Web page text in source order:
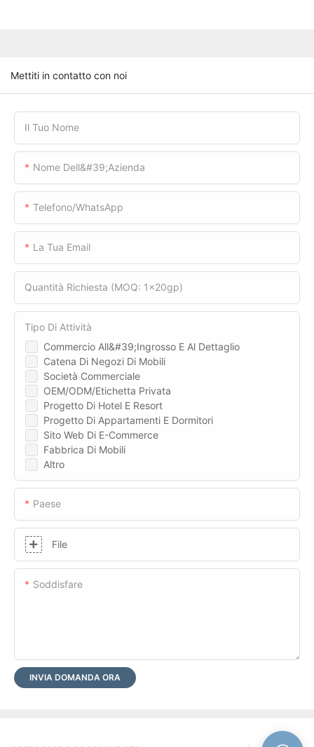
Mettiti in contatto con noi
Il Tuo Nome
Nome Dell&#39;azienda
Telefono/WhatsApp
La Tua Email
Quantità Richiesta (MOQ: 1x20gp)
Commercio All&#39;ingrosso E Al Dettaglio
Catena Di Negozi Di Mobili
Società Commerciale
OEM/ODM/Etichetta Privata
Progetto Di Hotel E Resort
Progetto Di Appartamenti E Dormitori
Sito Web Di E-Commerce
Fabbrica Di Mobili
Altro
Tipo Di Attività
Paese
File
Soddisfare
INVIA DOMANDA ORA